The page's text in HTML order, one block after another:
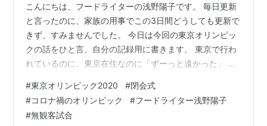
こんにちは、フードライターの浅野陽子です。 毎日更新
と言ったのに、家族の用事でこの3日間どうしても更新で
きず、すみませんでした。 今日は今回の東京オリンピッ
クの話をひと言、自分の記録用に書きます。 東京で行わ
れているのに、東京在住なのに「ずーっと遠かった」 昨
が終了しました。 家のテレビでは毎日楽しく観戦しまし
た。 日本人選手のすごい活躍に感動したり、敗退して悔
しい思いをにじませているシーンに「あー！」と一緒に
#東京オリンピック2020 #閉会式
#コロナ禍のオリンピック #フードライター浅野陽子
#無観客試合